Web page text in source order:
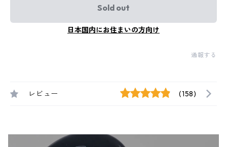
Sold out
日本国内にお住まいの方向け
通報する
レビュー (158)